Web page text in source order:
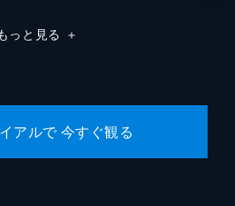
っと見る ＋
アルで 今すぐ観る